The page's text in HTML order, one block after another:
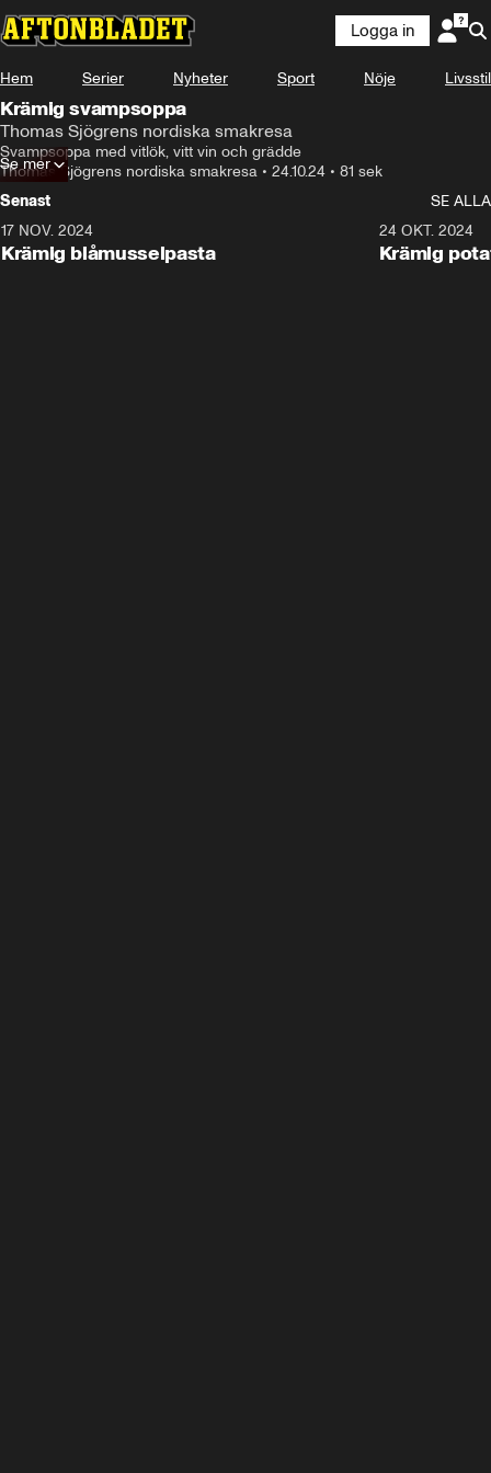
Logga in
Hem Serier Nyheter Sport Nöje Livsstil
Krämig svampsoppa
Thomas Sjögrens nordiska smakresa
Svampsoppa med vitlök, vitt vin och grädde
Thomas Sjögrens nordiska smakresa • 24.10.24 • 81 sek
Se mer
Senast
SE ALLA
17 NOV. 2024
Krämig blåmusselpasta
24 OKT. 2024
Krämig